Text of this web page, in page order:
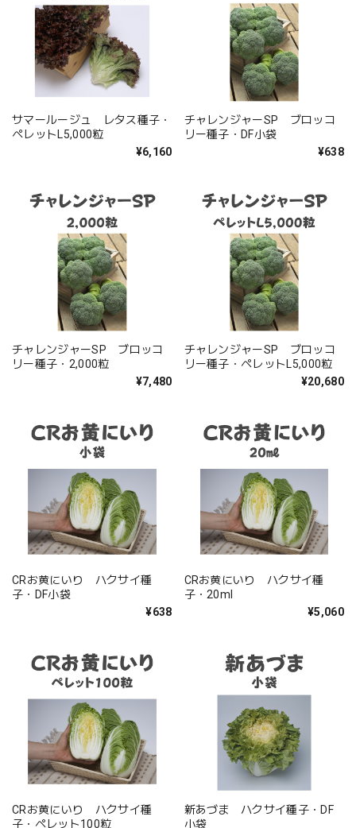
サマールージュ レタス種子・
ペレットL5,000粒
¥6,160
チャレンジャーSP ブロッコ
リー種子・DF小袋
¥638
チャレンジャーSP ブロッコ
リー種子・2,000粒
¥7,480
チャレンジャーSP ブロッコ
リー種子・ペレットL5,000粒
¥20,680
CRお黄にいり ハクサイ種
子・DF小袋
¥638
CRお黄にいり ハクサイ種
子・20ml
¥5,060
CRお黄にいり ハクサイ種
子・ペレット100粒
新あづま ハクサイ種子・DF
小袋